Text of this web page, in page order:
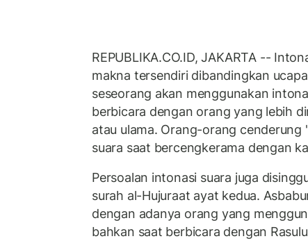
REPUBLIKA.CO.ID, JAKARTA --
makna tersendiri dibandingkan
seseorang akan menggunakan
berbicara dengan orang yang lebih
atau ulama. Orang-orang cenderung
suara saat bercengkerama dengan
Persoalan intonasi suara juga
surah al-Hujuraat ayat kedua.
dengan adanya orang yang
bahkan saat berbicara dengan